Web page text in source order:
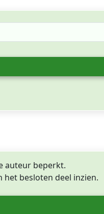
auteur beperkt.
besloten deel inzien.